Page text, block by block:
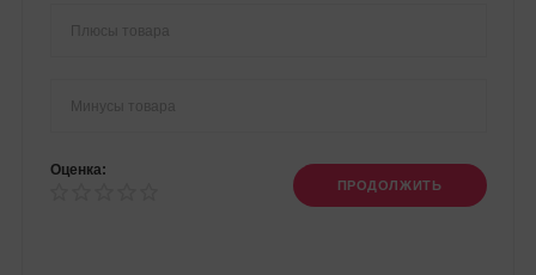
Оценка:
ПРОДОЛЖИТЬ